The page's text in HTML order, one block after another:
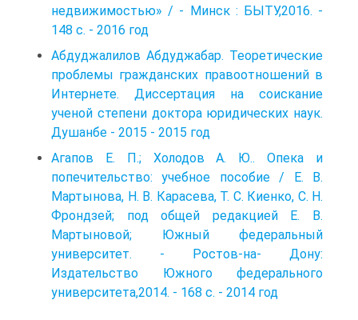
недвижимостью» / - Минск : БЫТУ,2016. -
148 с. - 2016 год
Абдуджалилов Абдуджабар. Теоретические
проблемы гражданских правоотношений в
Интернете. Диссертация на соискание
ученой степени доктора юридических наук.
Душанбе - 2015 - 2015 год
Агапов Е. П.; Холодов А. Ю.. Опека и
попечительство: учебное пособие / Е. В.
Мартынова, Н. В. Карасева, Т. С. Киенко, С. Н.
Фрондзей; под общей редакцией Е. В.
Мартыновой; Южный федеральный
университет. - Ростов-на- Дону:
Издательство Южного федерального
университета,2014. - 168 с. - 2014 год